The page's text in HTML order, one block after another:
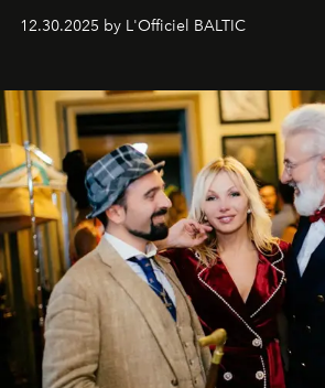
Вместо привычного подведения
души говорим спасибо каждому,
самыми искренними пожеланиями
командаL’Officiel Baltic .
12.30.2025 by L'Officiel BALTIC